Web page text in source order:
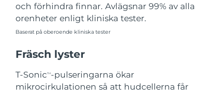
och förhindra finnar. Avlägsnar 99% av alla
orenheter enligt kliniska tester.
Baserat på oberoende kliniska tester
Fräsch lyster
T-SonicTM-pulseringarna ökar
mikrocirkulationen så att hudcellerna får
Rumänien Förväntad leverans
Ryssland
Saudiarabien
Singapore 8/13/26